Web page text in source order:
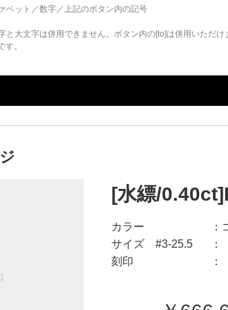
ベット／数字／上記のボタン内の記号
大文字は併用できません。ボタン内の[to]は併用いただけ
。
[水縹/
カラー
サイズ #3-25.5
刻印